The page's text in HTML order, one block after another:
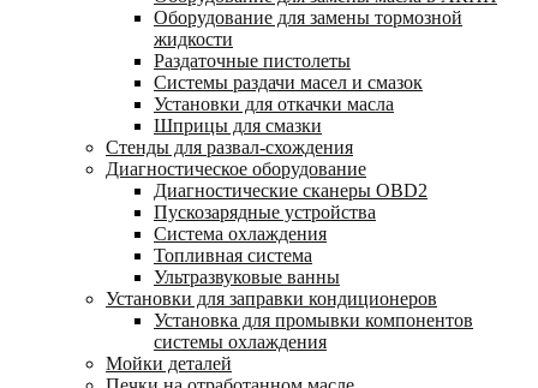
Оборудование для замены тормозной
жидкости
Раздаточные пистолеты
Системы раздачи масел и смазок
Установки для откачки масла
Шприцы для смазки
Стенды для развал-схождения
Диагностическое оборудование
Диагностические сканеры OBD2
Пускозарядные устройства
Система охлаждения
Топливная система
Ультразвуковые ванны
Установки для заправки кондиционеров
Установка для промывки компонентов
системы охлаждения
Мойки деталей